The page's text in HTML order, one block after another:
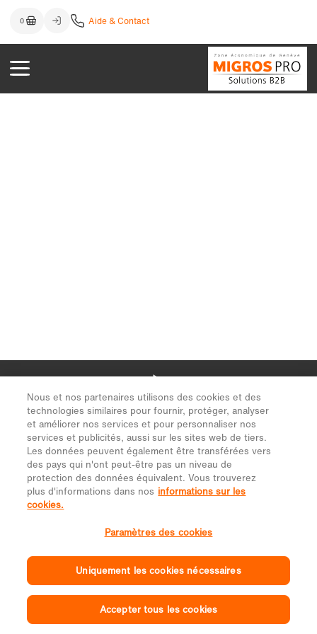
Nous et nos partenaires utilisons des cookies et des
technologies similaires pour fournir, protéger, analyser
et améliorer nos services et pour personnaliser nos
services et publicités, aussi sur les sites web de tiers.
Les données peuvent également être transférées vers
des pays qui n'ont peut-être pas un niveau de
protection des données équivalent. Vous trouverez
plus d'informations dans nos informations sur les
cookies.
Paramètres des cookies
Uniquement les cookies nécessaires
Accepter tous les cookies